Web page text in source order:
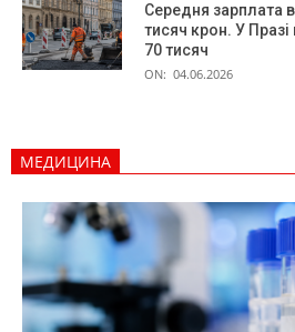
Середня зарплата
тисяч крон. У
70 тисяч
ON: 04.06.2026
МЕДИЦИНА